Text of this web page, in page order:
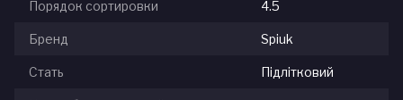
Порядок сортировки 4.5
Бренд Spiuk
Стать Підлітковий